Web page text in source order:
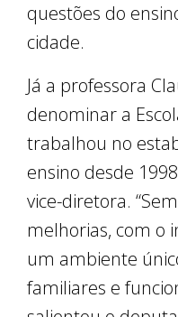
questões do
cidade.
Já a professora
denominar a
trabalhou no
ensino desde
vice-diretora.
melhorias, com o
um ambiente
familiares e